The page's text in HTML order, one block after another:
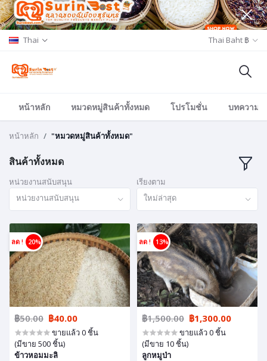
Thai Thai Baht ฿
หน้าหลัก หมวดหมู่สินค้าทั้งหมด โปรโมชั่น บทความ/
หน้าหลัก "หมวดหมู่สินค้าทั้งหมด"
สินค้าทั้งหมด
หน่วยงานสนับสนุน
หน่วยงานสนับสนุน
เรียงตาม
ใหม่ล่าสุด
ลด ! 20%
฿50.00 ฿40.00
ขายแล้ว 0 ชิ้น
(มีขาย 500 ชิ้น)
ข้าวหอมมะลิ
ลด ! 13%
฿1,500.00 ฿1,300.00
ขายแล้ว 0 ชิ้น
(มีขาย 10 ชิ้น)
ลูกหมูป่า